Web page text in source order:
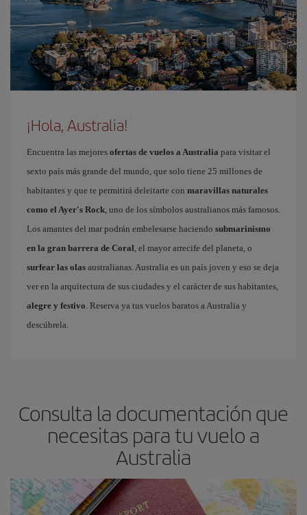
¡Hola, Australia!
Encuentra las mejores ofertas de vuelos a Australia para visitar el
sexto país más grande del mundo, que solo tiene 25 millones de
habitantes y que te permitirá deleitarte con maravillas naturales
como el Ayer's Rock , uno de los símbolos australianos más famosos.
Los amantes del mar podrán embelesarse haciendo submarinismo
en la gran barrera de Coral , el mayor arrecife del planeta, o
surfear las olas australianas. Australia es un país joven y eso se deja
ver en la arquitectura de sus ciudades y el carácter de sus habitantes,
alegre y festivo . Reserva ya tus vuelos baratos a Australia y
descúbrela.
Consulta la documentación que
necesitas para tu vuelo a
Australia